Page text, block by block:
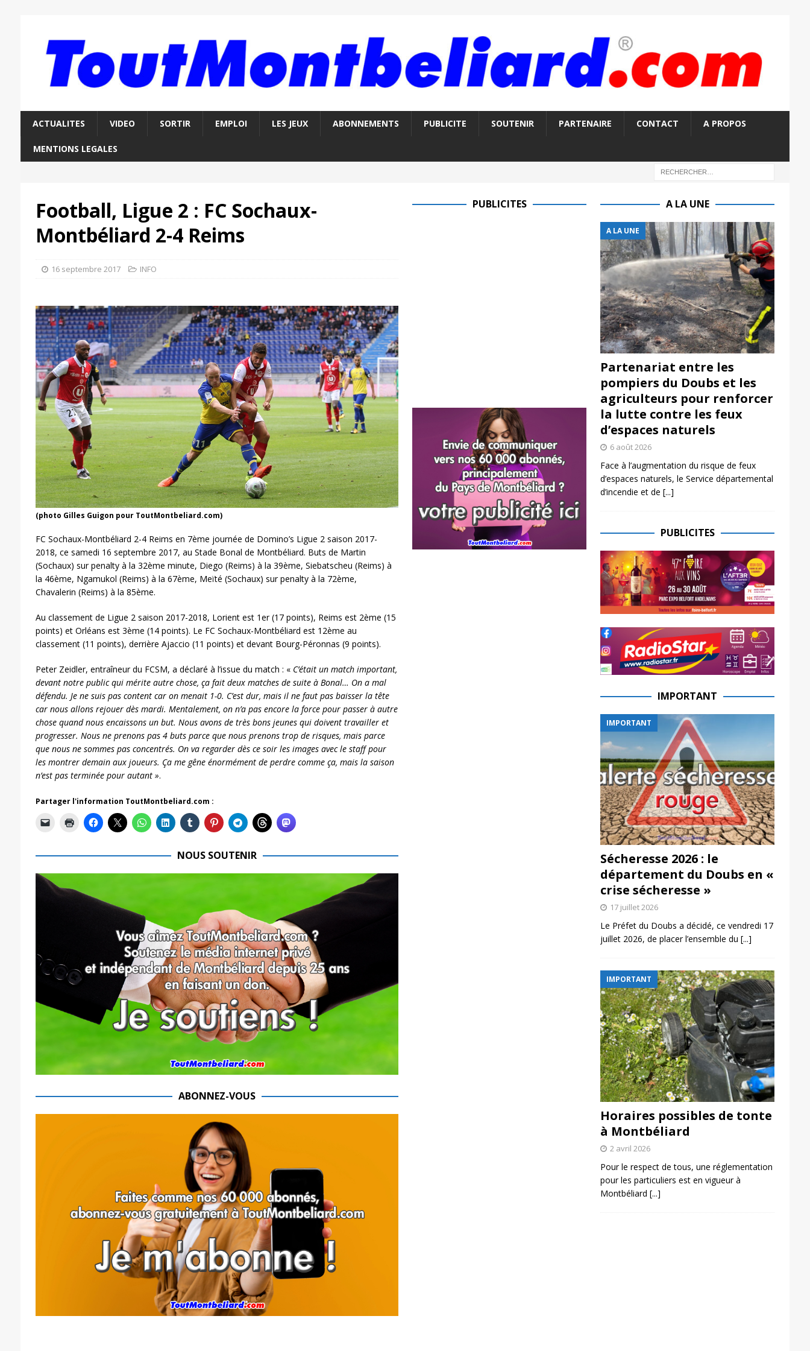
ACTUALITES VIDEO SORTIR EMPLOI LES JEUX ABONNEMENTS PUBLICITE SOUTENIR PARTENAIRE CONTACT A PROPOS
MENTIONS LEGALES
Football, Ligue 2 : FC Sochaux-
Montbéliard 2-4 Reims
16 septembre 2017 INFO
(photo Gilles Guigon pour ToutMontbeliard.com)
FC Sochaux-Montbéliard 2-4 Reims en 7ème journée de Domino’s Ligue 2 saison 2017-
2018, ce samedi 16 septembre 2017, au Stade Bonal de Montbéliard. Buts de Martin
(Sochaux) sur penalty à la 32ème minute, Diego (Reims) à la 39ème, Siebatscheu (Reims) à
la 46ème, Ngamukol (Reims) à la 67ème, Meïté (Sochaux) sur penalty à la 72ème,
Chavalerin (Reims) à la 85ème.
Au classement de Ligue 2 saison 2017-2018, Lorient est 1er (17 points), Reims est 2ème (15
points) et Orléans est 3ème (14 points). Le FC Sochaux-Montbéliard est 12ème au
classement (11 points), derrière Ajaccio (11 points) et devant Bourg-Péronnas (9 points).
Peter Zeidler, entraîneur du FCSM, a déclaré à l’issue du match : « C’était un match important,
devant notre public qui mérite autre chose, ça fait deux matches de suite à Bonal… On a mal
défendu. Je ne suis pas content car on menait 1-0. C’est dur, mais il ne faut pas baisser la tête
car nous allons rejouer dès mardi. Mentalement, on n’a pas encore la force pour passer à autre
chose quand nous encaissons un but. Nous avons de très bons jeunes qui doivent travailler et
progresser. Nous ne prenons pas 4 buts parce que nous prenons trop de risques, mais parce
que nous ne sommes pas concentrés. On va regarder dès ce soir les images avec le staff pour
les montrer demain aux joueurs. Ça me gêne énormément de perdre comme ça, mais la saison
n’est pas terminée pour autant ».
Partager l'information ToutMontbeliard.com :
NOUS SOUTENIR
ABONNEZ-VOUS
PUBLICITES A LA UNE
A LA UNE
Partenariat entre les
pompiers du Doubs et les
agriculteurs pour renforcer
la lutte contre les feux
d’espaces naturels
6 août 2026
Face à l’augmentation du risque de feux
d’espaces naturels, le Service départemental
d’incendie et de [...]
PUBLICITES
IMPORTANT
IMPORTANT
Sécheresse 2026 : le
département du Doubs en «
crise sécheresse »
17 juillet 2026
Le Préfet du Doubs a décidé, ce vendredi 17
juillet 2026, de placer l’ensemble du [...]
IMPORTANT
Horaires possibles de tonte
à Montbéliard
2 avril 2026
Pour le respect de tous, une réglementation
pour les particuliers est en vigueur à
Montbéliard [...]